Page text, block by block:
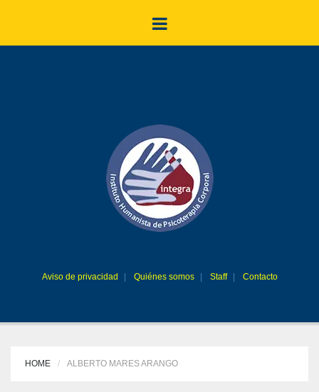
Aviso de privacidad Quiénes somos Staff Contacto
HOME ALBERTO MARES ARANGO